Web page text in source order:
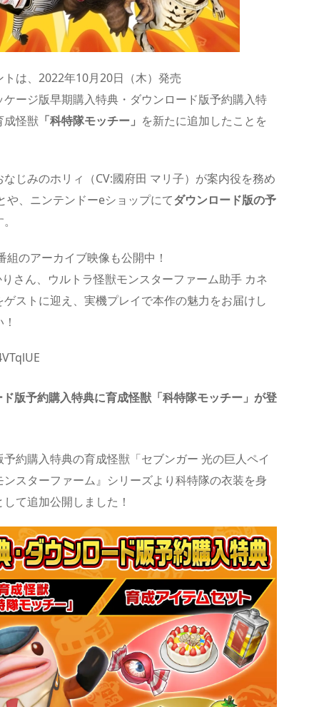
は、2022年10月20日（木）発売
ージ版早期購入特典・ダウンロード版予約購入特
成怪獣 「科特隊モッチー」 を新たに追加したことを
じみのホリィ（CV:國府田 マリ子）が案内役を務め
や、ニンテンドーeショップにてダウンロード版の予
のアーカイブ映像も公開中！
さん、ウルトラ怪獣モンスターファーム助手 カネ
ストに迎え、実機プレイで本作の魅力をお届けし
版予約購入特典に育成怪獣「科特隊モッチー」が登
約購入特典の育成怪獣「セブンガー 光の巨人ペイ
スターファーム』シリーズより科特隊の衣装を身
て追加公開しました！